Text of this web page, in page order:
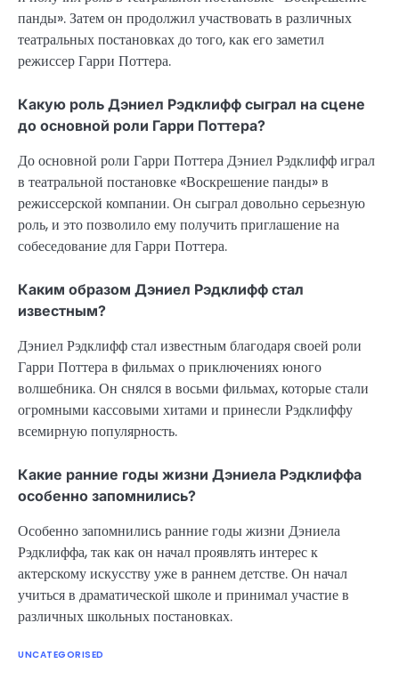
панды». Затем он продолжил участвовать в различных
театральных постановках до того, как его заметил
режиссер Гарри Поттера.
Какую роль Дэниел Рэдклифф сыграл на сцене
до основной роли Гарри Поттера?
До основной роли Гарри Поттера Дэниел Рэдклифф играл
в театральной постановке «Воскрешение панды» в
режиссерской компании. Он сыграл довольно серьезную
роль, и это позволило ему получить приглашение на
собеседование для Гарри Поттера.
Каким образом Дэниел Рэдклифф стал
известным?
Дэниел Рэдклифф стал известным благодаря своей роли
Гарри Поттера в фильмах о приключениях юного
волшебника. Он снялся в восьми фильмах, которые стали
огромными кассовыми хитами и принесли Рэдклиффу
всемирную популярность.
Какие ранние годы жизни Дэниела Рэдклиффа
особенно запомнились?
Особенно запомнились ранние годы жизни Дэниела
Рэдклиффа, так как он начал проявлять интерес к
актерскому искусству уже в раннем детстве. Он начал
учиться в драматической школе и принимал участие в
различных школьных постановках.
UNCATEGORISED